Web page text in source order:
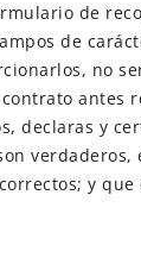
de
de
no
antes
declaras y
verdaderos,
y que